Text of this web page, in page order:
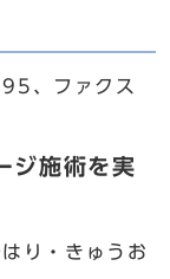
、ファクス
ジ施術を実
り・きゅうお